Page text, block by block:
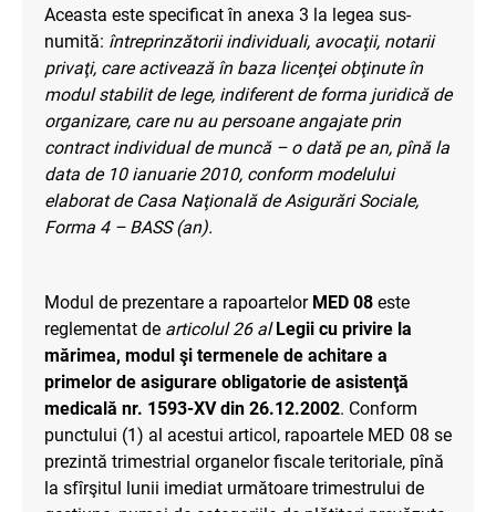
Aceasta este specificat în anexa 3 la legea sus-
numită: întreprinzătorii individuali, avocaţii, notarii
privaţi, care activează în baza licenţei obţinute în
modul stabilit de lege, indiferent de forma juridică de
organizare, care nu au persoane angajate prin
contract individual de muncă – o dată pe an, pînă la
data de 10 ianuarie 2010, conform modelului
elaborat de Casa Naţională de Asigurări Sociale,
Forma 4 – BASS (an).
Modul de prezentare a rapoartelor MED 08 este
reglementat de articolul 26 al Legii cu privire la
mărimea, modul şi termenele de achitare a
primelor de asigurare obligatorie de asistenţă
medicală nr. 1593-XV din 26.12.2002. Conform
punctului (1) al acestui articol, rapoartele MED 08 se
prezintă trimestrial organelor fiscale teritoriale, pînă
la sfîrşitul lunii imediat următoare trimestrului de